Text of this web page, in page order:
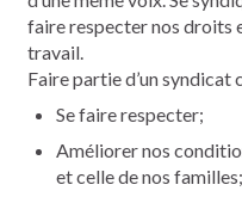
faire respecter nos droits
travail.
Faire partie d’un syndicat
Se faire respecter;
Améliorer nos
et celle de nos familles;